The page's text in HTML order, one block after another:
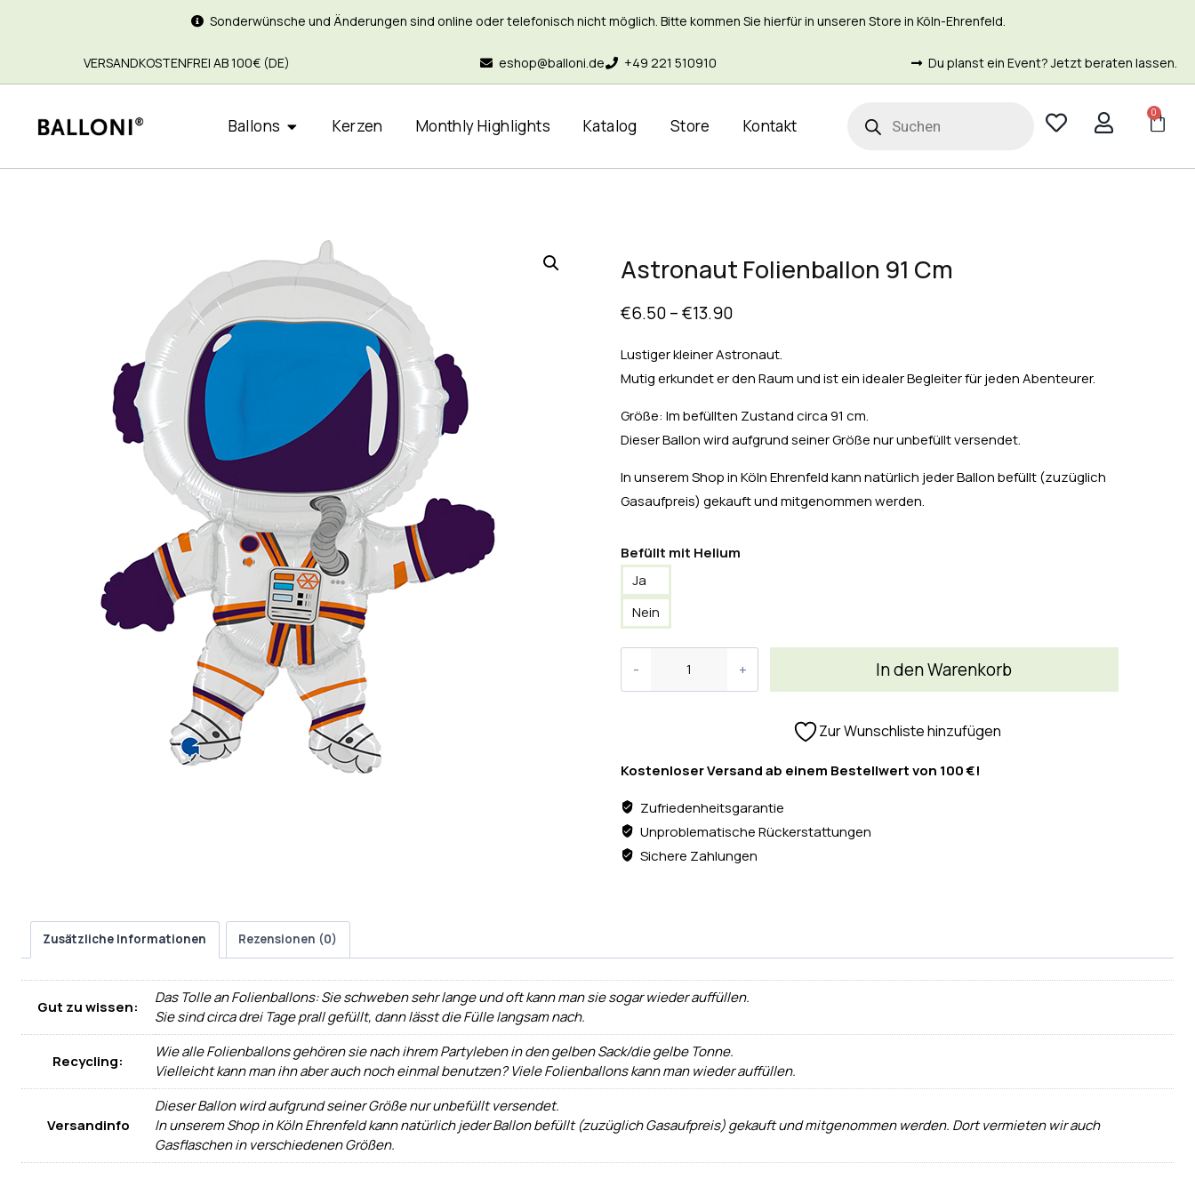
Sonderwünsche und Änderungen sind online oder telefonisch nicht möglich. Bitte kommen Sie hierfür in unseren Store in Köln-Ehrenfeld.
VERSANDKOSTENFREI AB 100€ (DE) eshop@balloni.de +49 221 510910 Du planst ein Event? Jetzt beraten lassen.
Ballons Kerzen Monthly Highlights Katalog Store Kontakt
0
Astronaut Folienballon 91 Cm
€6.50–€13.90
Lustiger kleiner Astronaut.
Mutig erkundet er den Raum und ist ein idealer Begleiter für jeden Abenteurer.
Größe: Im befüllten Zustand circa 91 cm.
Dieser Ballon wird aufgrund seiner Größe nur unbefüllt versendet.
In unserem Shop in Köln Ehrenfeld kann natürlich jeder Ballon befüllt (zuzüglich
Gasaufpreis) gekauft und mitgenommen werden.
Befüllt mit Helium
Ja
Nein
In den Warenkorb
Zur Wunschliste hinzufügen
Kostenloser Versand ab einem Bestellwert von 100 €!
Zufriedenheitsgarantie
Unproblematische Rückerstattungen
Sichere Zahlungen
Zusätzliche Informationen Rezensionen (0)
Gut zu wissen:
Das Tolle an Folienballons: Sie schweben sehr lange und oft kann man sie sogar wieder auffüllen.
Sie sind circa drei Tage prall gefüllt, dann lässt die Fülle langsam nach.
Recycling:
Wie alle Folienballons gehören sie nach ihrem Partyleben in den gelben Sack/die gelbe Tonne.
Vielleicht kann man ihn aber auch noch einmal benutzen? Viele Folienballons kann man wieder auffüllen.
Versandinfo
Dieser Ballon wird aufgrund seiner Größe nur unbefüllt versendet.
In unserem Shop in Köln Ehrenfeld kann natürlich jeder Ballon befüllt (zuzüglich Gasaufpreis) gekauft und mitgenommen werden. Dort vermieten wir auch
Gasflaschen in verschiedenen Größen.